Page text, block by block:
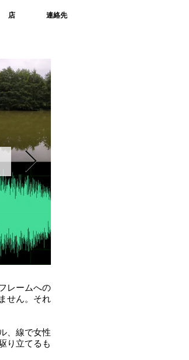
店 連絡先
レームへの
せん。それ
、線で女性
り立てるも